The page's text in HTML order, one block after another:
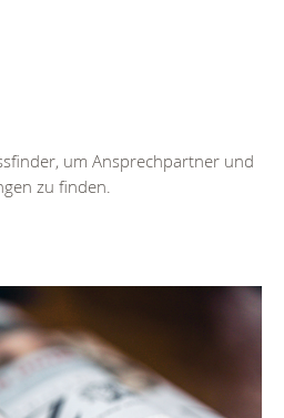
um Ansprechpartner und
zu finden.